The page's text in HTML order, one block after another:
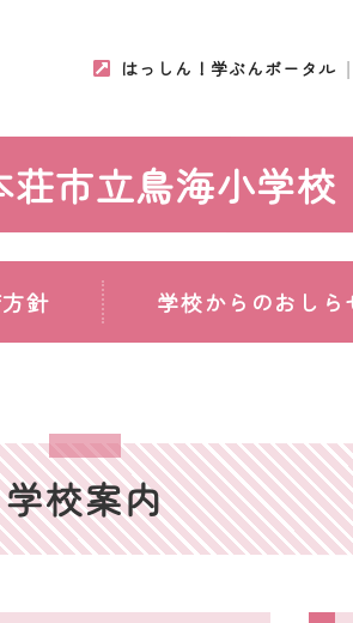
はっしん！学ぶんポータル
荘市立鳥海小学校
針 学校からのおしら
学校案内